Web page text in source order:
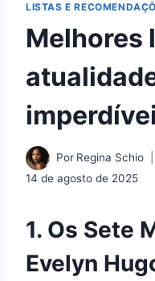
LISTAS E
Melhores
Por Regina Schio
14 de agosto de 2025
1. Os Sete
Evelyn